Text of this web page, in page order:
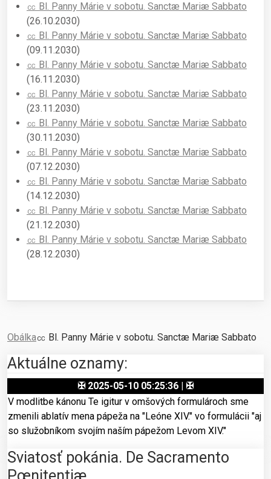
㏄ Bl. Panny Márie v sobotu. Sanctæ Mariæ Sabbato
(26.10.2030)
㏄ Bl. Panny Márie v sobotu. Sanctæ Mariæ Sabbato
(09.11.2030)
㏄ Bl. Panny Márie v sobotu. Sanctæ Mariæ Sabbato
(16.11.2030)
㏄ Bl. Panny Márie v sobotu. Sanctæ Mariæ Sabbato
(23.11.2030)
㏄ Bl. Panny Márie v sobotu. Sanctæ Mariæ Sabbato
(30.11.2030)
㏄ Bl. Panny Márie v sobotu. Sanctæ Mariæ Sabbato
(07.12.2030)
㏄ Bl. Panny Márie v sobotu. Sanctæ Mariæ Sabbato
(14.12.2030)
㏄ Bl. Panny Márie v sobotu. Sanctæ Mariæ Sabbato
(21.12.2030)
㏄ Bl. Panny Márie v sobotu. Sanctæ Mariæ Sabbato
(28.12.2030)
Obálka㏄ Bl. Panny Márie v sobotu. Sanctæ Mariæ Sabbato
Aktuálne oznamy:
✠ 2025-05-10 05:25:36 | ✠
V modlitbe kánonu Te igitur v omšových formulároch sme
zmenili ablatív mena pápeža na "Leóne XIV." vo formulácii "aj
so služobníkom svojím naším pápežom Levom XIV."
Sviatosť pokánia. De Sacramento